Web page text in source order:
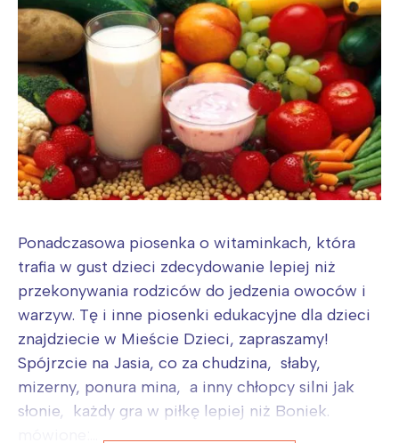
Ponadczasowa piosenka o witaminkach, która
trafia w gust dzieci zdecydowanie lepiej niż
przekonywania rodziców do jedzenia owoców i
warzyw. Tę i inne piosenki edukacyjne dla dzieci
znajdziecie w Mieście Dzieci, zapraszamy!
Spójrzcie na Jasia, co za chudzina, słaby,
mizerny, ponura mina, a inny chłopcy silni jak
słonie, każdy gra w piłkę lepiej niż Boniek.